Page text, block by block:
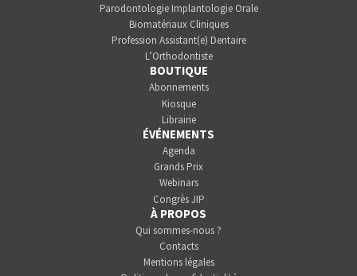
Parodontologie Implantologie Orale
Biomatériaux Cliniques
Profession Assistant(e) Dentaire
L’Orthodontiste
BOUTIQUE
Abonnements
Kiosque
Librairie
ÉVÉNEMENTS
Agenda
Grands Prix
Webinars
Congrès JIP
À PROPOS
Qui sommes-nous ?
Contacts
Mentions légales